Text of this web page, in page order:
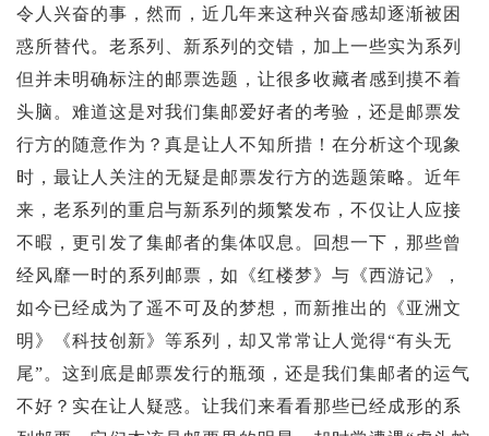
投资论坛
令人兴奋的事，然而，近几年来这种兴奋感却逐渐被困
惑所替代。老系列、新系列的交错，加上一些实为系列
但并未明确标注的邮票选题，让很多收藏者感到摸不着
头脑。难道这是对我们集邮爱好者的考验，还是邮票发
行方的随意作为？真是让人不知所措！在分析这个现象
时，最让人关注的无疑是邮票发行方的选题策略。近年
来，老系列的重启与新系列的频繁发布，不仅让人应接
不暇，更引发了集邮者的集体叹息。回想一下，那些曾
经风靡一时的系列邮票，如《红楼梦》与《西游记》，
如今已经成为了遥不可及的梦想，而新推出的《亚洲文
明》《科技创新》等系列，却又常常让人觉得“有头无
尾”。这到底是邮票发行的瓶颈，还是我们集邮者的运气
不好？实在让人疑惑。让我们来看看那些已经成形的系